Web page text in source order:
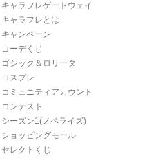
キャラフレゲートウェイ
キャラフレとは
キャンペーン
コーデくじ
ゴシック＆ロリータ
コスプレ
コミュニティアカウント
コンテスト
シーズン1(ノベライズ)
ショッピングモール
セレクトくじ